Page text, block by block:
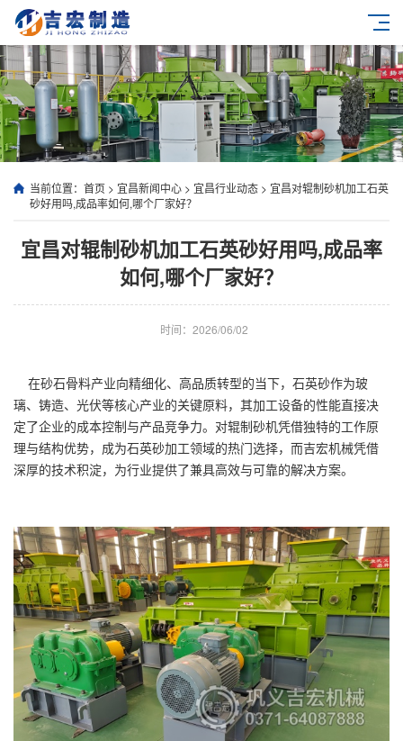
当前位置： 首页 > 宜昌新闻中心 > 宜昌行业动态 > 宜昌对辊制砂机加工石英
砂好用吗,成品率如何,哪个厂家好？
宜昌对辊制砂机加工石英砂好用吗,成品率
如何,哪个厂家好？
时间：2026/06/02
在砂石骨料产业向精细化、高品质转型的当下，石英砂作为玻
璃、铸造、光伏等核心产业的关键原料，其加工设备的性能直接决
定了企业的成本控制与产品竞争力。对辊制砂机凭借独特的工作原
理与结构优势，成为石英砂加工领域的热门选择，而吉宏机械凭借
深厚的技术积淀，为行业提供了兼具高效与可靠的解决方案。